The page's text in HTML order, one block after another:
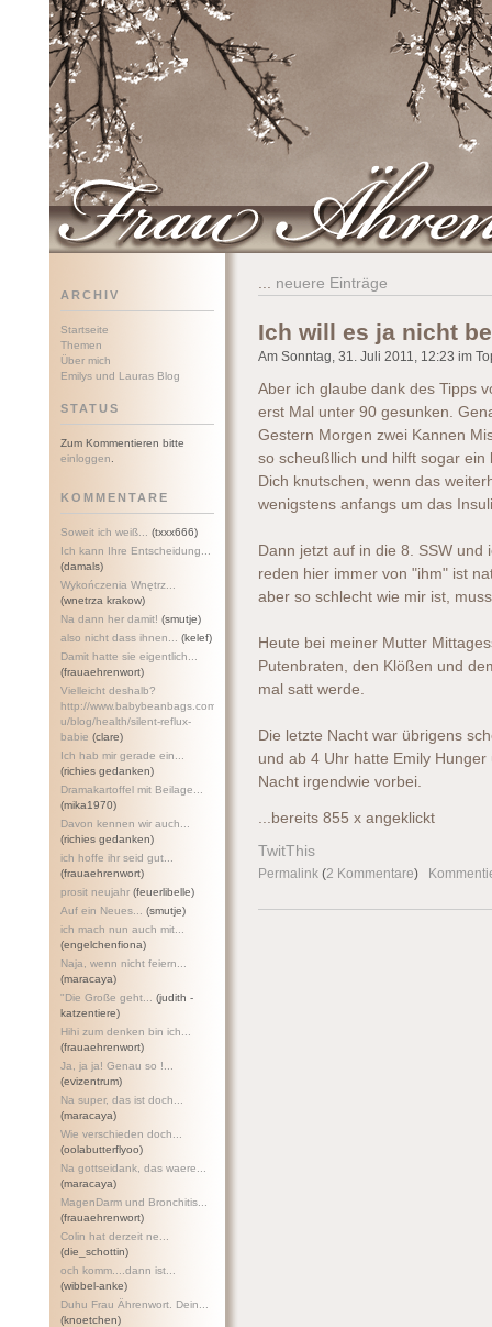
ARCHIV
Startseite
Themen
Über mich
Emilys und Lauras Blog
STATUS
Zum Kommentieren bitte
einloggen
KOMMENTARE
Soweit ich weiß...
(txxx666)
Ich kann Ihre Entscheidung...
(damals)
Wykończenia Wnętrz...
(wnetrza krakow)
Na dann her damit! (smutje)
also nicht dass ihnen...
(kelef)
Damit hatte sie eigentlich...
(frauaehrenwort)
Vielleicht deshalb?
http://www.babybeanbags.com.a
u/blog/health/silent-reflux-
babie (clare)
Ich hab mir gerade ein...
(richies gedanken)
Dramakartoffel mit Beilage...
(mika1970)
Davon kennen wir auch...
(richies gedanken)
ich hoffe ihr seid gut...
(frauaehrenwort)
prosit neujahr (feuerlibelle)
Auf ein Neues...
(smutje)
ich mach nun auch mit...
(engelchenfiona)
Naja, wenn nicht feiern...
(maracaya)
"Die Große geht...
(judith -
katzentiere)
Hihi zum denken bin ich...
(frauaehrenwort)
Ja, ja ja! Genau so !...
(evizentrum)
Na super, das ist doch...
(maracaya)
Wie verschieden doch...
(oolabutterflyoo)
Na gottseidank, das waere...
(maracaya)
MagenDarm und Bronchitis...
(frauaehrenwort)
Colin hat derzeit ne...
(die_schottin)
och komm....dann ist...
(wibbel-anke)
Duhu Frau Ährenwort. Dein...
(knoetchen)
... neuere Einträge
Ich will es ja nicht
Am Sonntag, 31. Juli 2011, 12:23 im
Aber ich glaube dank des Tipps
erst Mal unter 90 gesunken.
Gestern Morgen zwei Kannen
so scheußllich und hilft sogar
Dich knutschen, wenn das
wenigstens anfangs um das
Dann jetzt auf in die 8. SSW
reden hier immer von "ihm" ist
aber so schlecht wie mir ist,
Heute bei meiner Mutter
Putenbraten, den Klößen und
mal satt werde.
Die letzte Nacht war übrigens
und ab 4 Uhr hatte Emily
Nacht irgendwie vorbei.
...bereits 855 x angeklickt
TwitThis
Permalink (2 Kommentare)